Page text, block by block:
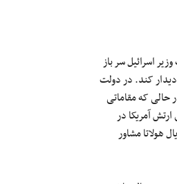
اسرائیل سر باز
دیدار کند. در دولت
حالی که مقاماتی
آمریکا در
هولاتا مشاور